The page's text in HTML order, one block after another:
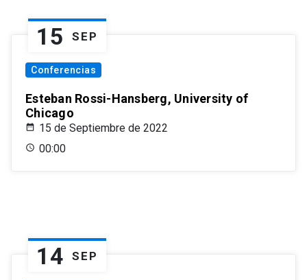
15 SEP
Conferencias
Esteban Rossi-Hansberg, University of
Chicago
15 de Septiembre de 2022
00:00
14 SEP